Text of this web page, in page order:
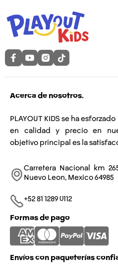
Acerca de nosotros.
PLAYOUT KIDS se ha
en calidad y precio en
objetivo principal es la
Carretera Nacional km
Nuevo Leon, Mexico 64985
+52 81 1289 0112​
Formas de pago
Envíos con paqueterías